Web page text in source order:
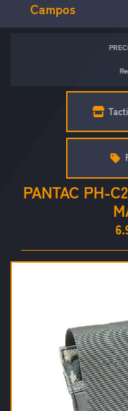
Campos
PANTAC PH-